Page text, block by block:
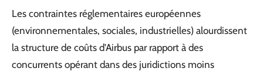
Les contraintes réglementaires européennes
(environnementales, sociales, industrielles) alourdissent
la structure de coûts d’Airbus par rapport à des
concurrents opérant dans des juridictions moins